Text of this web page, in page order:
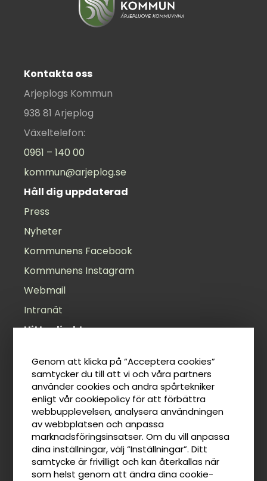
Genom att klicka på “Acceptera cookies”
samtycker du till att vi och våra partners
använder cookies och andra spårtekniker
enligt vår cookiepolicy för att förbättra
webbupplevelsen, analysera användningen
av webbplatsen och anpassa
marknadsföringsinsatser. Om du vill anpassa
dina inställningar, välj “Inställningar”. Ditt
samtycke är frivilligt och kan återkallas när
som helst genom att ändra dina cookie-
Kontakta oss
Arjeplogs Kommun
938 81 Arjeplog
Växeltelefon:
0961 – 140 00
kommun@arjeplog.se
Håll dig uppdaterad
Press
Nyheter
Kommunens Facebook
Kommunens Instagram
Webmail
Intranät
Hitta direkt
Felanmälan
Anslagstavla
Lediga jobb
Tillgänglighetsredogörelse
Taxor